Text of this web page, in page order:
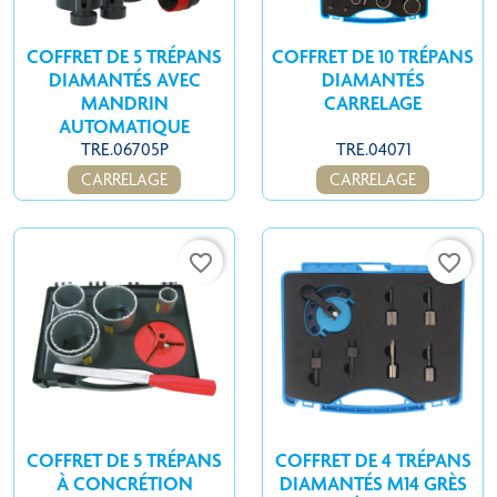
COFFRET DE 5 TRÉPANS
DIAMANTÉS AVEC
MANDRIN
AUTOMATIQUE
TRE.06705P
CARRELAGE
COFFRET DE 10 TRÉPANS
DIAMANTÉS
CARRELAGE
TRE.04071
CARRELAGE
favorite_border
COFFRET DE 5 TRÉPANS
À CONCRÉTION
favorite_border
COFFRET DE 4 TRÉPANS
DIAMANTÉS M14 GRÈS